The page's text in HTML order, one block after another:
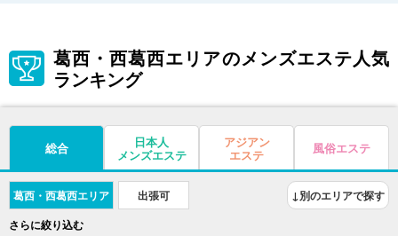
葛西・西葛西エリアのメンズエステ人気
ランキング
総合 日本人
メンズエステ
アジアン
エステ 風俗エステ
↓別のエリアで探す
葛西・西葛西エリア
出張可
さらに絞り込む